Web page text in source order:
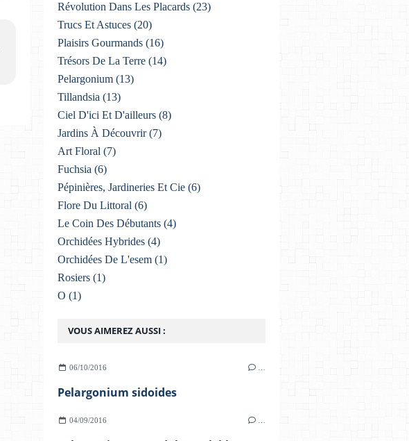
VOUS AIMEREZ AUSSI :
06/10/2016
Pelargonium sidoides
04/09/2016
Révolution Dans Les Placards (23)
Trucs Et Astuces (20)
Plaisirs Gourmands (16)
Trésors De La Terre (14)
Pelargonium (13)
Tillandsia (13)
Ciel D'ici Et D'ailleurs (8)
Jardins À Découvrir(7)
Art Floral (7)
Fuchsia (6)
Pépinières, Jardineries Et Cie (6)
Flore Du Littoral (6)
Le Coin Des Débutants (4)
Orchidées Hybrides (4)
Orchidées De L'esem (1)
Rosiers (1)
O (1)